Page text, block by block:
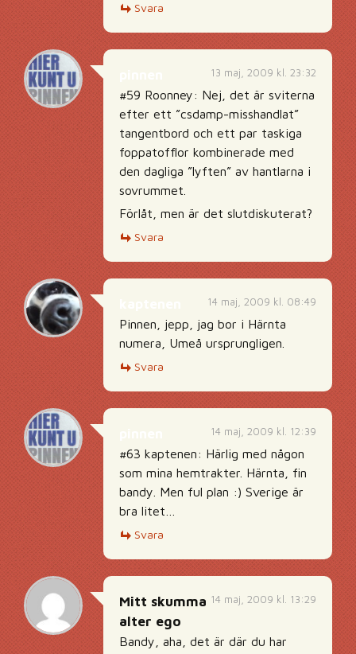
Svara
13 maj, 2009 kl. 23:32
#59 Roonney: Nej, det är sviterna
efter ett ”csdamp-misshandlat”
tangentbord och ett par taskiga
foppatofflor kombinerade med
den dagliga ”lyften” av hantlarna i
sovrummet.
Förlåt, men är det slutdiskuterat?
Svara
14 maj, 2009 kl. 08:49
Pinnen, jepp, jag bor i Härnta
numera, Umeå ursprungligen.
Svara
14 maj, 2009 kl. 12:39
#63 kaptenen: Härlig med någon
som mina hemtrakter. Härnta, fin
bandy. Men ful plan :) Sverige är
bra litet…
Svara
14 maj, 2009 kl. 13:29
Mitt skumma
alter ego
Bandy, aha, det är där du har